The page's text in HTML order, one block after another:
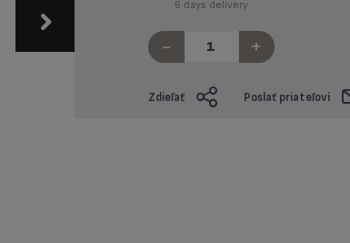
6 days delivery
- +
Zdieľať Poslať priateľovi